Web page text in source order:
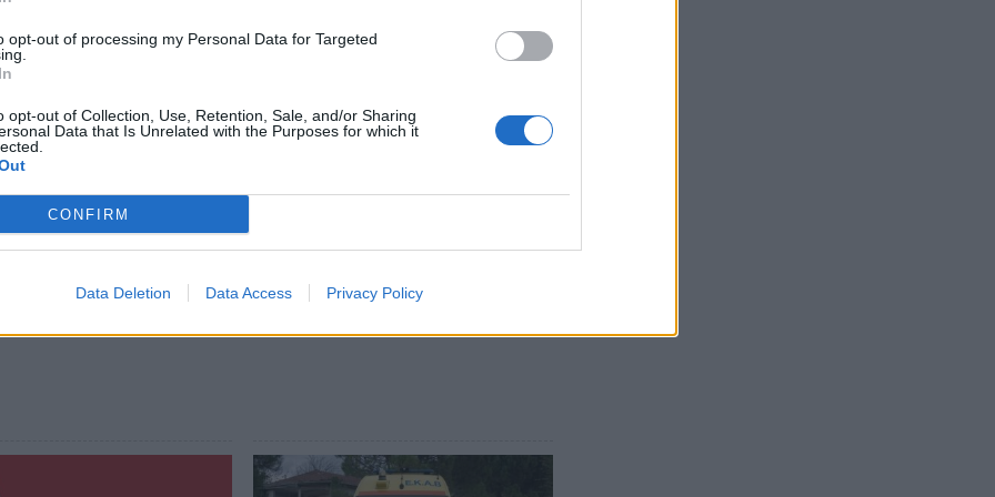
opt-out of processing my Personal Data for Targeted
opt-out of Collection, Use, Retention, Sale, and/or Sharing
Data that Is Unrelated with the Purposes for which it
CONFIRM
Data Deletion Data Access Privacy Policy
πακέτου για την Φυσική Γενικής
το 2013. Από το 2014 ήταν Ομότιμος
και μάθετε πρώτοιόλες τις ειδήσεις